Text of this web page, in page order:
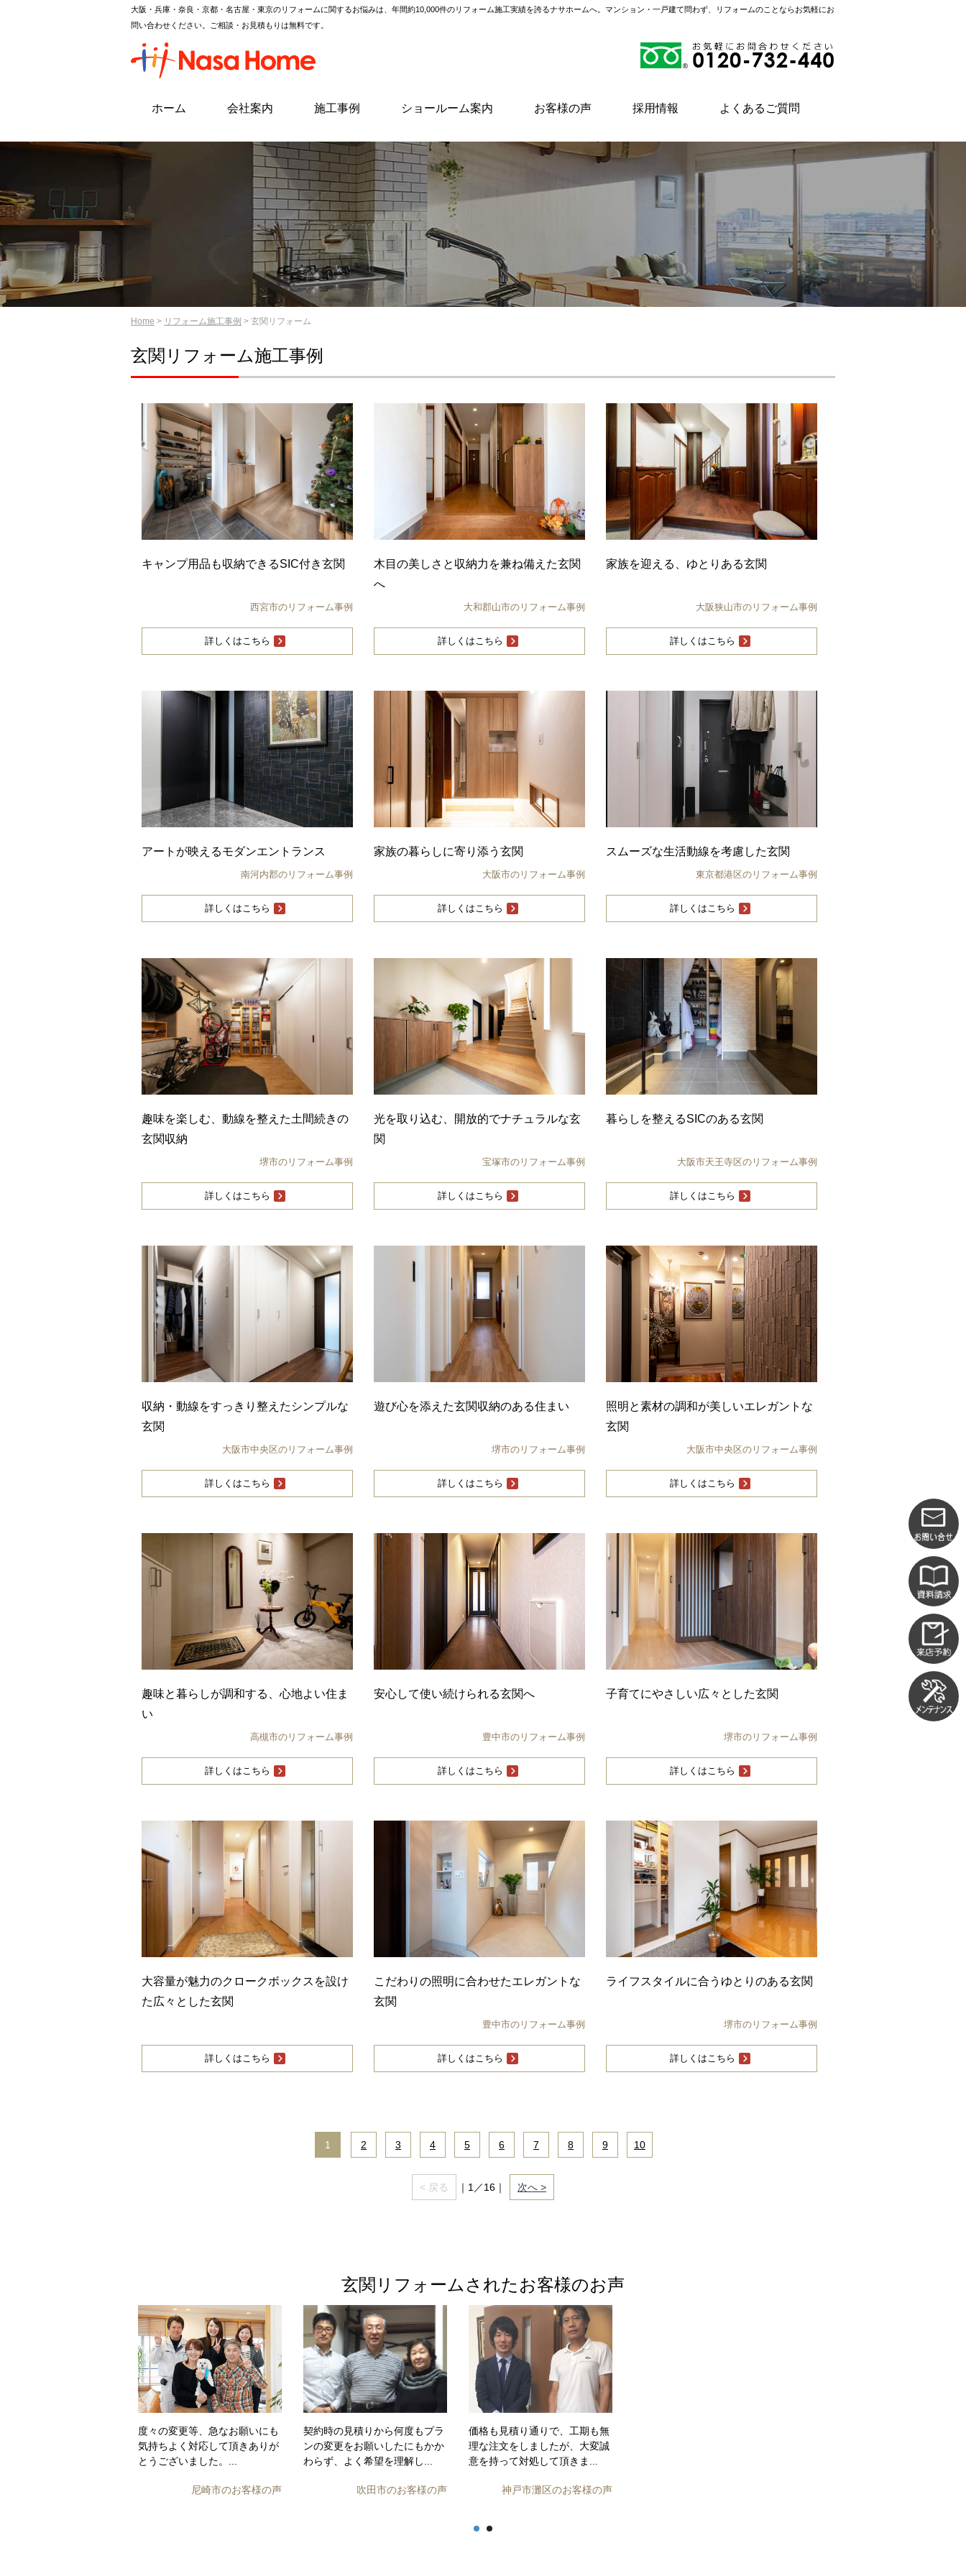
大阪・兵庫・奈良・京都・名古屋・東京のリフォームに関するお悩みは、年間約10,000件のリフォーム施工実績を誇るナサホームへ。マンション・一戸建て問わず、リフォームのことならお気軽にお
問い合わせください。ご相談・お見積もりは無料です。
ホーム 会社案内 施工事例 ショールーム案内 お客様の声 採用情報 よくあるご質問
Home > リフォーム施工事例 > 玄関リフォーム
玄関リフォーム施工事例
キャンプ用品も収納できるSIC付き玄関
西宮市のリフォーム事例
詳しくはこちら
木目の美しさと収納力を兼ね備えた玄関
へ
大和郡山市のリフォーム事例
詳しくはこちら
家族を迎える、ゆとりある玄関
大阪狭山市のリフォーム事例
詳しくはこちら
アートが映えるモダンエントランス
南河内郡のリフォーム事例
詳しくはこちら
家族の暮らしに寄り添う玄関
大阪市のリフォーム事例
詳しくはこちら
スムーズな生活動線を考慮した玄関
東京都港区のリフォーム事例
詳しくはこちら
趣味を楽しむ、動線を整えた土間続きの
玄関収納
堺市のリフォーム事例
詳しくはこちら
光を取り込む、開放的でナチュラルな玄
関
宝塚市のリフォーム事例
詳しくはこちら
暮らしを整えるSICのある玄関
大阪市天王寺区のリフォーム事例
詳しくはこちら
収納・動線をすっきり整えたシンプルな
玄関
大阪市中央区のリフォーム事例
詳しくはこちら
遊び心を添えた玄関収納のある住まい
堺市のリフォーム事例
詳しくはこちら
照明と素材の調和が美しいエレガントな
玄関
大阪市中央区のリフォーム事例
詳しくはこちら
趣味と暮らしが調和する、心地よい住ま
い
高槻市のリフォーム事例
詳しくはこちら
安心して使い続けられる玄関へ
豊中市のリフォーム事例
詳しくはこちら
子育てにやさしい広々とした玄関
堺市のリフォーム事例
詳しくはこちら
大容量が魅力のクロークボックスを設け
た広々とした玄関
詳しくはこちら
こだわりの照明に合わせたエレガントな
玄関
豊中市のリフォーム事例
詳しくはこちら
ライフスタイルに合うゆとりのある玄関
堺市のリフォーム事例
詳しくはこちら
1 2 3 4 5 6 7 8 9 10
< 戻る ｜1／16｜ 次へ >
玄関リフォームされたお客様のお声
度々の変更等、急なお願いにも
気持ちよく対応して頂きありが
とうございました。...
尼崎市のお客様の声
契約時の見積りから何度もプラ
ンの変更をお願いしたにもかか
わらず、よく希望を理解し...
吹田市のお客様の声
価格も見積り通りで、工期も無
理な注文をしましたが、大変誠
意を持って対処して頂きま...
神戸市灘区のお客様の声